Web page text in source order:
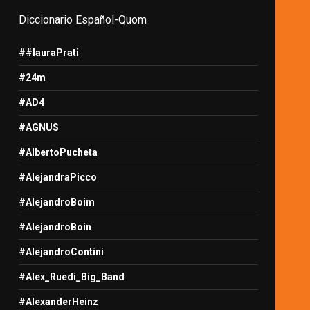
Diccionario Español-Quom
##lauraPrati
#24m
#AD4
#AGNUS
#AlbertoPucheta
#AlejandraPicco
#AlejandroBoim
#AlejandroBoin
#AlejandroContini
#Alex_Ruedi_Big_Band
#AlexanderHeinz